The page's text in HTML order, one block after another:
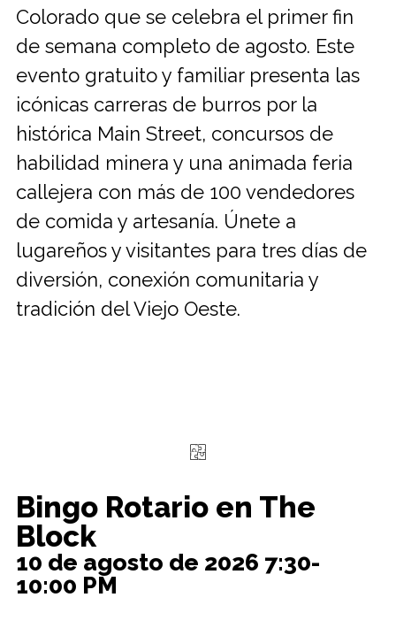
Colorado que se celebra el primer fin
de semana completo de agosto. Este
evento gratuito y familiar presenta las
icónicas carreras de burros por la
histórica Main Street, concursos de
habilidad minera y una animada feria
callejera con más de 100 vendedores
de comida y artesanía. Únete a
lugareños y visitantes para tres días de
diversión, conexión comunitaria y
tradición del Viejo Oeste.
Bingo Rotario en The
Block
10 de agosto de 2026 7:30-
10:00 PM